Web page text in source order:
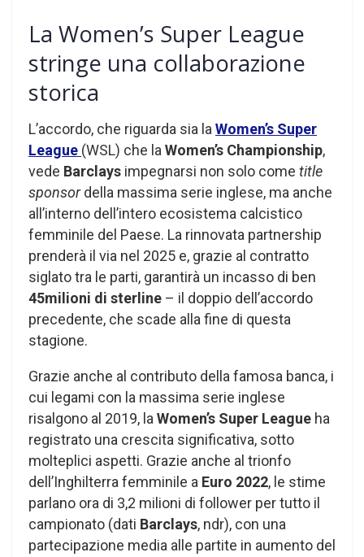
La Women’s Super League
stringe una collaborazione
storica
L’accordo, che riguarda sia la Women’s Super
League (WSL) che la Women’s Championship,
vede Barclays impegnarsi non solo come title
sponsordella massima serie inglese, ma anche
all’interno dell’intero ecosistema calcistico
femminile del Paese. La rinnovata partnership
prenderà il via nel 2025 e, grazie al contratto
siglato tra le parti, garantirà un incasso di ben
45milioni di sterline – il doppio dell’accordo
precedente, che scade alla fine di questa
stagione.
Grazie anche al contributo della famosa banca, i
cui legami con la massima serie inglese
risalgono al 2019, la Women’s Super League ha
registrato una crescita significativa, sotto
molteplici aspetti. Grazie anche al trionfo
dell’Inghilterra femminile a Euro 2022, le stime
parlano ora di 3,2 milioni di follower per tutto il
campionato (dati Barclays, ndr), con una
partecipazione media alle partite in aumento del